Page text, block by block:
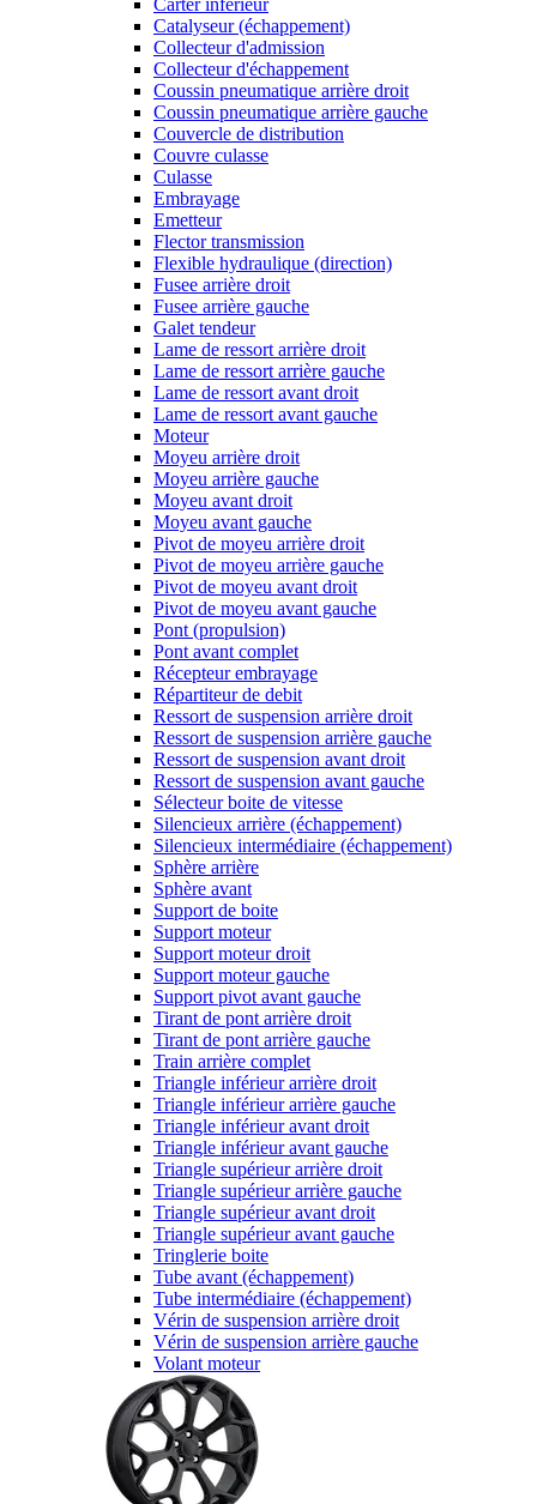
Carter inférieur
Catalyseur (échappement)
Collecteur d'admission
Collecteur d'échappement
Coussin pneumatique arrière droit
Coussin pneumatique arrière gauche
Couvercle de distribution
Couvre culasse
Culasse
Embrayage
Emetteur
Flector transmission
Flexible hydraulique (direction)
Fusee arrière droit
Fusee arrière gauche
Galet tendeur
Lame de ressort arrière droit
Lame de ressort arrière gauche
Lame de ressort avant droit
Lame de ressort avant gauche
Moteur
Moyeu arrière droit
Moyeu arrière gauche
Moyeu avant droit
Moyeu avant gauche
Pivot de moyeu arrière droit
Pivot de moyeu arrière gauche
Pivot de moyeu avant droit
Pivot de moyeu avant gauche
Pont (propulsion)
Pont avant complet
Récepteur embrayage
Répartiteur de debit
Ressort de suspension arrière droit
Ressort de suspension arrière gauche
Ressort de suspension avant droit
Ressort de suspension avant gauche
Sélecteur boite de vitesse
Silencieux arrière (échappement)
Silencieux intermédiaire (échappement)
Sphère arrière
Sphère avant
Support de boite
Support moteur
Support moteur droit
Support moteur gauche
Support pivot avant gauche
Tirant de pont arrière droit
Tirant de pont arrière gauche
Train arrière complet
Triangle inférieur arrière droit
Triangle inférieur arrière gauche
Triangle inférieur avant droit
Triangle inférieur avant gauche
Triangle supérieur arrière droit
Triangle supérieur arrière gauche
Triangle supérieur avant droit
Triangle supérieur avant gauche
Tringlerie boite
Tube avant (échappement)
Tube intermédiaire (échappement)
Vérin de suspension arrière droit
Vérin de suspension arrière gauche
Volant moteur